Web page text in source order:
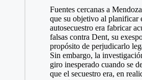
Fuentes cercanas a
que su objetivo al planificar
autosecuestro era fabricar
falsas contra Dent, su
propósito de perjudicarlo
Sin embargo, la
giro inesperado cuando se
que el secuestro era, en